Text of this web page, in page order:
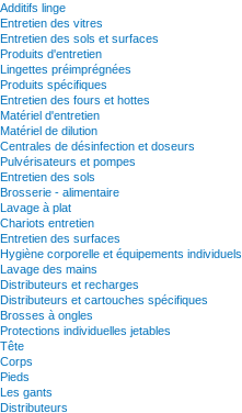
Additifs linge
Entretien des vitres
Entretien des sols et surfaces
Produits d'entretien
Lingettes préimprégnées
Produits spécifiques
Entretien des fours et hottes
Matériel d'entretien
Matériel de dilution
Centrales de désinfection et doseurs
Pulvérisateurs et pompes
Entretien des sols
Brosserie - alimentaire
Lavage à plat
Chariots entretien
Entretien des surfaces
Hygiène corporelle et équipements individuels
Lavage des mains
Distributeurs et recharges
Distributeurs et cartouches spécifiques
Brosses à ongles
Protections individuelles jetables
Tête
Corps
Pieds
Les gants
Distributeurs